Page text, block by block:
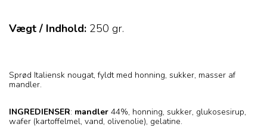
Vægt / Indhold: 250 gr.
Sprød Italiensk nougat, fyldt med honning, sukker, masser af
mandler.
INGREDIENSER: mandler 44%, honning, sukker, glukosesirup,
wafer (kartoffelmel, vand, olivenolie), gelatine.